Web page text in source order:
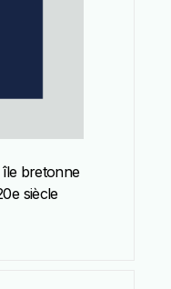
île bretonne
siècle